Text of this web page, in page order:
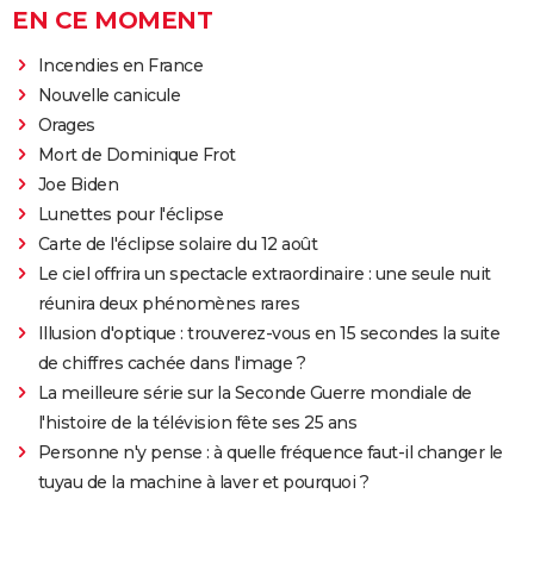
EN CE MOMENT
Incendies en France
Nouvelle canicule
Orages
Mort de Dominique Frot
Joe Biden
Lunettes pour l'éclipse
Carte de l'éclipse solaire du 12 août
Le ciel offrira un spectacle extraordinaire : une seule nuit
réunira deux phénomènes rares
Illusion d'optique : trouverez-vous en 15 secondes la suite
de chiffres cachée dans l'image ?
La meilleure série sur la Seconde Guerre mondiale de
l'histoire de la télévision fête ses 25 ans
Personne n'y pense : à quelle fréquence faut-il changer le
tuyau de la machine à laver et pourquoi ?